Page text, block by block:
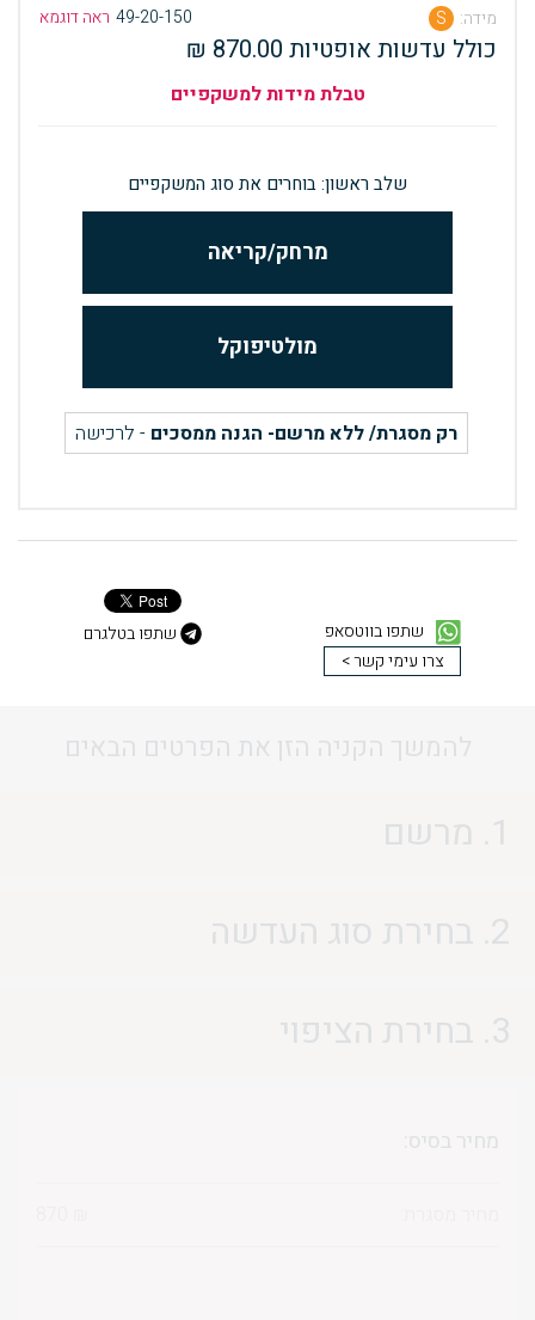
מידה: S
49-20-150 ראה דוגמא
כולל עדשות אופטיות 870.00 ₪
טבלת מידות למשקפיים
שלב ראשון: בוחרים את סוג המשקפיים
מרחק/קריאה
מולטיפוקל
רק מסגרת/ ללא מרשם- הגנה ממסכים - לרכישה
שתפו בווטסאפ
שתפו בטלגרם
צרו עימי קשר >
להמשך הקניה הזן את הפרטים הבאים
1. מרשם
2. בחירת סוג העדשה
3. בחירת הציפוי
מחיר בסיס: